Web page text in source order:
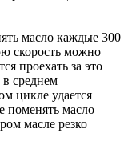
масло каждые 300
скорость можно
проехать за это
среднем
цикле удается
поменять масло
масле резко